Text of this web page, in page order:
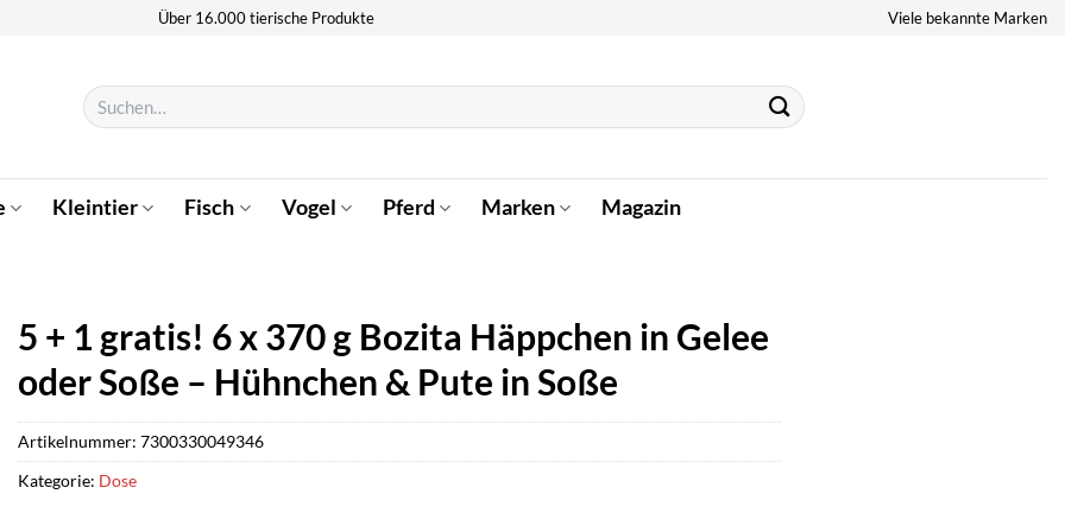
Über 16.000 tierische Produkte Viele bekannte Marken
Suchen
nach:
Kleintier Fisch Vogel Pferd Marken Magazin
5 + 1 gratis! 6 x 370 g Bozita Häppchen in Gelee
oder Soße – Hühnchen & Pute in Soße
Artikelnummer: 7300330049346
Kategorie: Dose